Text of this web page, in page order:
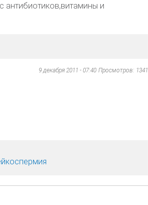
антибиотиков,витамины и
9 декабря 2011 - 07:40 Просмотров: 1341